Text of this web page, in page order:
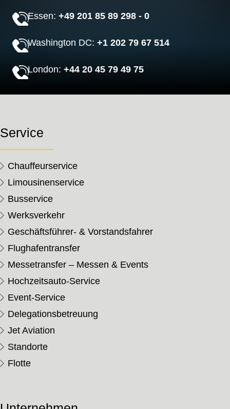
Essen:+49 201 85 89 298 - 0
Washington DC:+1 202 79 67 514
London:+44 20 45 79 49 75
Service
Chauffeurservice
Limousinenservice
Busservice
Werksverkehr
Geschäftsführer- & Vorstandsfahrer
Flughafentransfer
Messetransfer – Messen & Events
Hochzeitsauto-Service
Event-Service
Delegationsbetreuung
Jet Aviation
Standorte
Flotte